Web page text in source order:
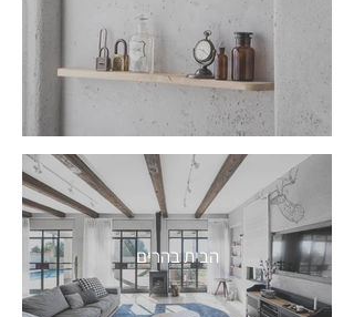
הבית בהרים